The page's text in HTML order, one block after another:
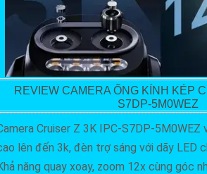
REVIEW CAMERA ỐNG KÍNH KÉP
S7DP-5M0WEZ
Cruiser Z 3K IPC-S7DP-5M0WEZ
lên đến 3k, đèn trợ sáng với dãy LED
năng quay xoay, zoom 12x cùng góc